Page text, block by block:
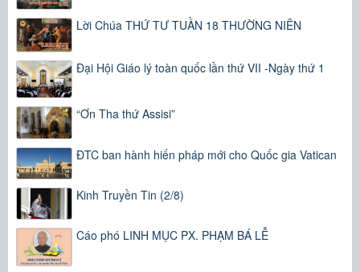
Lời Chúa THỨ TƯ TUẦN 18 THƯỜNG NIÊN
Đại Hội Giáo lý toàn quốc lần thứ VII -Ngày thứ 1
“Ơn Tha thứ Assisi”
ĐTC ban hành hiến pháp mới cho Quốc gia Vatican
Kinh Truyền Tin (2/8)
Cáo phó LINH MỤC PX. PHẠM BÁ LỄ